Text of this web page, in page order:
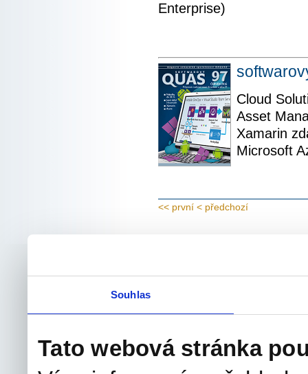
Souhlas
Tato webová stránka
Enterprise)
Cloud
Asset
Xamarin
Microsoft
<< první < předchozí